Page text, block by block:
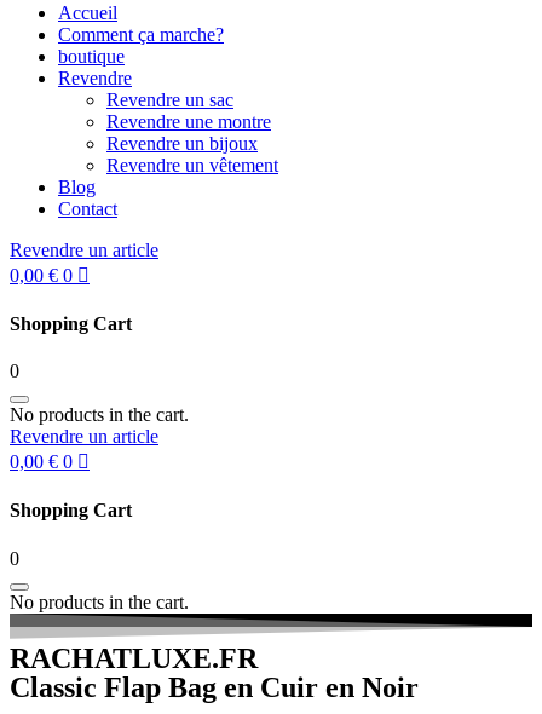
Accueil
Comment ça marche?
boutique
Revendre
Revendre un sac
Revendre une montre
Revendre un bijoux
Revendre un vêtement
Blog
Contact
Revendre un article
0,00 € 0
Shopping Cart
0
No products in the cart.
Revendre un article
0,00 € 0
Shopping Cart
0
No products in the cart.
RACHATLUXE.FR
Classic Flap Bag en Cuir en Noir